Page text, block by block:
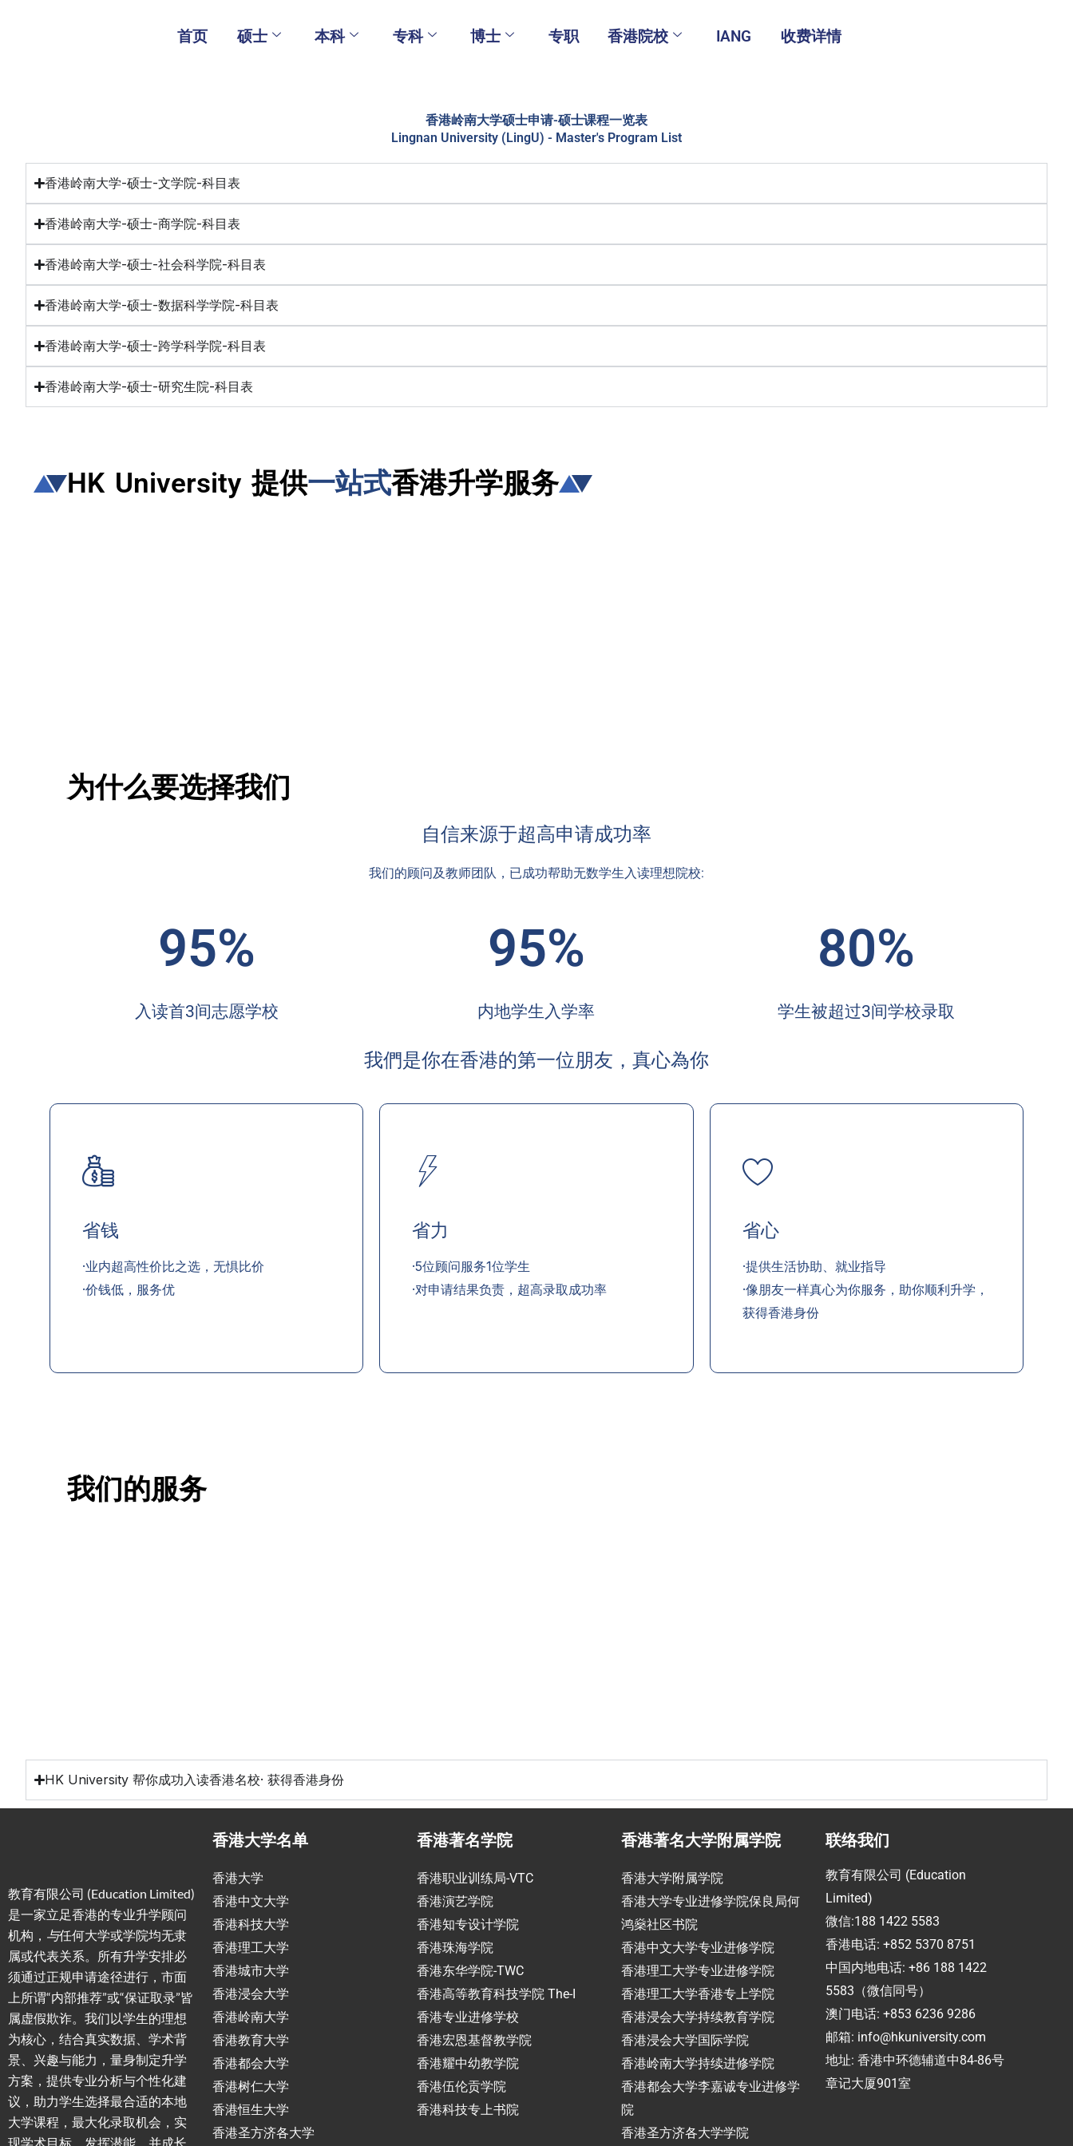
首页 硕士 本科 专科 博士 专职 香港院校 IANG 收费详情
香港岭南大学硕士申请-硕士课程一览表
Lingnan University (LingU) - Master's Program List
香港岭南大学-硕士-文学院-科目表
香港岭南大学-硕士-商学院-科目表
香港岭南大学-硕士-社会科学院-科目表
香港岭南大学-硕士-数据科学学院-科目表
香港岭南大学-硕士-跨学科学院-科目表
香港岭南大学-硕士-研究生院-科目表
HK University 提供一站式香港升学服务
为什么要选择我们
自信来源于超高申请成功率
我们的顾问及教师团队，已成功帮助无数学生入读理想院校:
95%
入读首3间志愿学校
95%
内地学生入学率
80%
学生被超过3间学校录取
我們是你在香港的第一位朋友，真心為你
省钱
·业内超高性价比之选，无惧比价
·价钱低，服务优
省力
·5位顾问服务1位学生
·对申请结果负责，超高录取成功率
省心
·提供生活协助、就业指导
·像朋友一样真心为你服务，助你顺利升学，
获得香港身份
我们的服务
HK University 帮你成功入读香港名校· 获得香港身份
教育有限公司 (Education Limited)
是一家立足香港的专业升学顾问
机构， 与任何大学或学院均无隶
属或代表关系。所有升学安排必
须通过正规申请途径进行，市面
上所谓“内部推荐”或“保证取录”皆
属虚假欺诈。我们以学生的理想
为核心，结合真实数据、学术背
景、兴趣与能力，量身制定升学
方案，提供专业分析与个性化建
议，助力学生选择最合适的本地
大学课程，最大化录取机会，实
现学术目标，发挥潜能，并成长
香港大学名单
香港大学
香港中文大学
香港科技大学
香港理工大学
香港城市大学
香港浸会大学
香港岭南大学
香港教育大学
香港都会大学
香港树仁大学
香港恒生大学
香港圣方济各大学
香港著名学院
香港职业训练局-VTC
香港演艺学院
香港知专设计学院
香港珠海学院
香港东华学院-TWC
香港高等教育科技学院 The-I
香港专业进修学校
香港宏恩基督教学院
香港耀中幼教学院
香港伍伦贡学院
香港科技专上书院
香港著名大学附属学院
香港大学附属学院
香港大学专业进修学院保良局何
鸿燊社区书院
香港中文大学专业进修学院
香港理工大学专业进修学院
香港理工大学香港专上学院
香港浸会大学持续教育学院
香港浸会大学国际学院
香港岭南大学持续进修学院
香港都会大学李嘉诚专业进修学
院
香港圣方济各大学学院
联络我们
教育有限公司 (Education
Limited)
微信:188 1422 5583
香港电话: +852 5370 8751
中国内地电话: +86 188 1422
5583（微信同号）
澳门电话: +853 6236 9286
邮箱: info@hkuniversity.com
地址: 香港中环德辅道中84-86号
章记大厦901室